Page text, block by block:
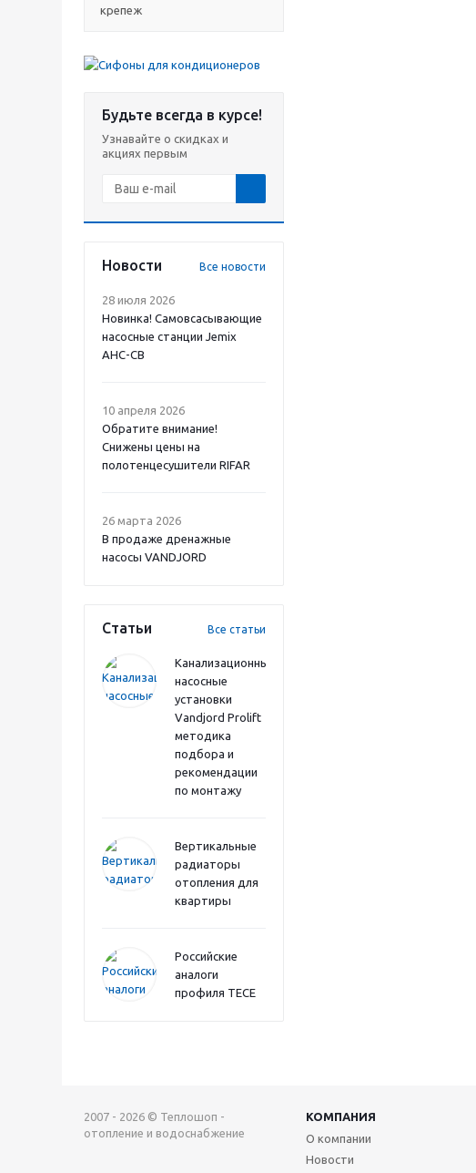
крепеж
Будьте всегда в курсе!
Узнавайте о скидках и
акциях первым
Новости Все новости
28 июля 2026
Новинка! Самовсасывающие
насосные станции Jemix
АНС-СВ
10 апреля 2026
Обратите внимание!
Снижены цены на
полотенцесушители RIFAR
26 марта 2026
В продаже дренажные
насосы VANDJORD
Статьи Все статьи
Канализационные
насосные
установки
Vandjord Prolift
методика
подбора и
рекомендации
по монтажу
Вертикальные
радиаторы
отопления для
квартиры
Российские
аналоги
профиля TECE
2007 - 2026 © Теплошоп -
отопление и водоснабжение
КОМПАНИЯ
О компании
Новости